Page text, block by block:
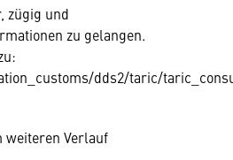
zügig und
zu gelangen.
dds2/taric/
weiteren Verlauf